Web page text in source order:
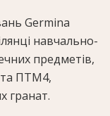
Germina
навчально-
предметів,
ПТМ4,
гранат.